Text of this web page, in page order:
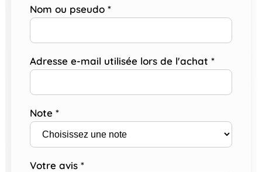
Nom ou pseudo *
Adresse e-mail utilisée lors de l'achat *
Note *
Votre avis *